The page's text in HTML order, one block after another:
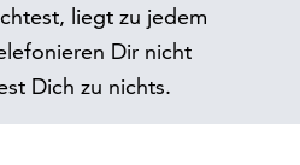
liegt zu jedem
Dir nicht
Dich zu nichts.